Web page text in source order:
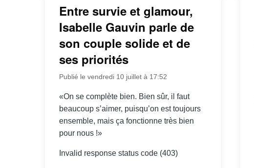
Entre survie et glamour,
Isabelle Gauvin parle de
son couple solide et de
ses priorités
Publié le vendredi 10 juillet à 17:52
«On se complète bien. Bien sûr, il faut
beaucoup s’aimer, puisqu’on est toujours
ensemble, mais ça fonctionne très bien
pour nous !»
Invalid response status code (403)